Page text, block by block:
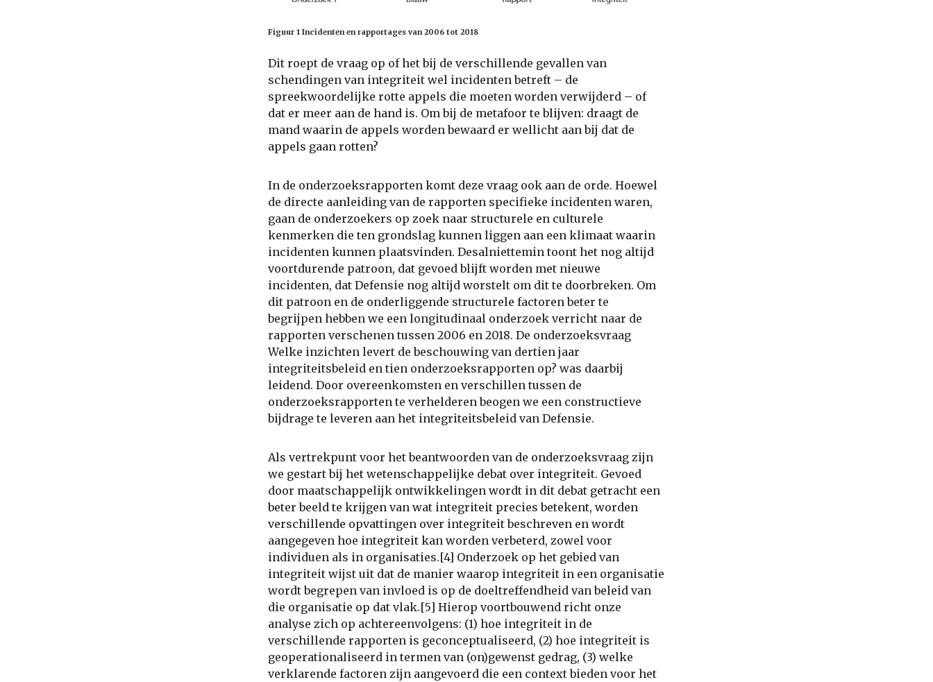
Figuur 1 Incidenten en rapportages van 2006 tot 2018
Dit roept de vraag op of het bij de verschillende gevallen van
schendingen van integriteit wel incidenten betreft – de
spreekwoordelijke rotte appels die moeten worden verwijderd – of
dat er meer aan de hand is. Om bij de metafoor te blijven: draagt de
mand waarin de appels worden bewaard er wellicht aan bij dat de
appels gaan rotten?
In de onderzoeksrapporten komt deze vraag ook aan de orde. Hoewel
de directe aanleiding van de rapporten specifieke incidenten waren,
gaan de onderzoekers op zoek naar structurele en culturele
kenmerken die ten grondslag kunnen liggen aan een klimaat waarin
incidenten kunnen plaatsvinden. Desalniettemin toont het nog altijd
voortdurende patroon, dat gevoed blijft worden met nieuwe
incidenten, dat Defensie nog altijd worstelt om dit te doorbreken. Om
dit patroon en de onderliggende structurele factoren beter te
begrijpen hebben we een longitudinaal onderzoek verricht naar de
rapporten verschenen tussen 2006 en 2018. De onderzoeksvraag
Welke inzichten levert de beschouwing van dertien jaar
integriteitsbeleid en tien onderzoeksrapporten op? was daarbij
leidend. Door overeenkomsten en verschillen tussen de
onderzoeksrapporten te verhelderen beogen we een constructieve
bijdrage te leveren aan het integriteitsbeleid van Defensie.
Als vertrekpunt voor het beantwoorden van de onderzoeksvraag zijn
we gestart bij het wetenschappelijke debat over integriteit. Gevoed
door maatschappelijk ontwikkelingen wordt in dit debat getracht een
beter beeld te krijgen van wat integriteit precies betekent, worden
verschillende opvattingen over integriteit beschreven en wordt
aangegeven hoe integriteit kan worden verbeterd, zowel voor
individuen als in organisaties.[4] Onderzoek op het gebied van
integriteit wijst uit dat de manier waarop integriteit in een organisatie
wordt begrepen van invloed is op de doeltreffendheid van beleid van
die organisatie op dat vlak.[5] Hierop voortbouwend richt onze
analyse zich op achtereenvolgens: (1) hoe integriteit in de
verschillende rapporten is geconceptualiseerd, (2) hoe integriteit is
geoperationaliseerd in termen van (on)gewenst gedrag, (3) welke
verklarende factoren zijn aangevoerd die een context bieden voor het